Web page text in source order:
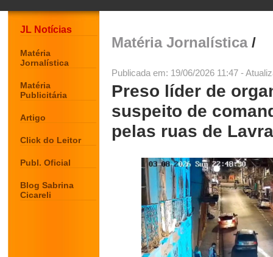
JL Notícias
Matéria
Jornalística
Matéria
Publicitária
Artigo
Click do Leitor
Publ. Oficial
Blog Sabrina
Cicareli
Matéria Jornalística/
Publicada em: 19/06/2026 11:47 -
Preso líder de
suspeito de
pelas ruas de